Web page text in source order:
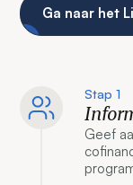
Ga naar het
Stap 1
Geef